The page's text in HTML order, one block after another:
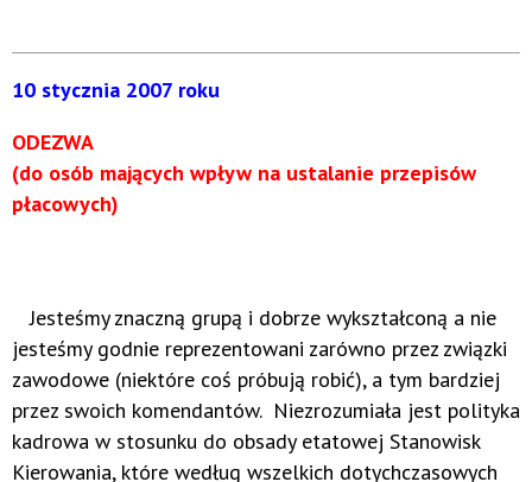
10 stycznia 2007 roku
ODEZWA
(do osób mających wpływ na ustalanie przepisów
płacowych)
Jesteśmy znaczną grupą i dobrze wykształconą a nie
jesteśmy godnie reprezentowani zarówno przez związki
zawodowe (niektóre coś próbują robić), a tym bardziej
przez swoich komendantów. Niezrozumiała jest polityka
kadrowa w stosunku do obsady etatowej Stanowisk
Kierowania, które według wszelkich dotychczasowych